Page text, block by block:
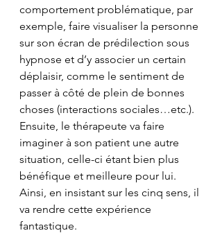
comportement problématique, par
exemple, faire visualiser la personne
sur son écran de prédilection sous
hypnose et d’y associer un certain
déplaisir, comme le sentiment de
passer à côté de plein de bonnes
choses (interactions sociales…etc.).
Ensuite, le thérapeute va faire
imaginer à son patient une autre
situation, celle-ci étant bien plus
bénéfique et meilleure pour lui.
Ainsi, en insistant sur les cinq sens, il
va rendre cette expérience
fantastique.